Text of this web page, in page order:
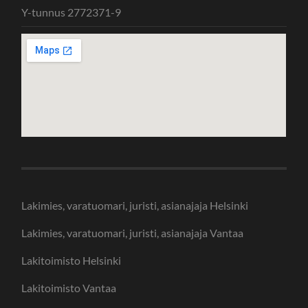
Y-tunnus 2772371-9
Lakimies, varatuomari, juristi, asianajaja Helsinki
Lakimies, varatuomari, juristi, asianajaja Vantaa
Lakitoimisto Helsinki
Lakitoimisto Vantaa